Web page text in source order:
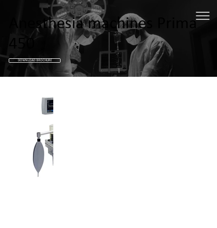
Anesthesia machines Prima
450
DOWNLOAD BROCHURE